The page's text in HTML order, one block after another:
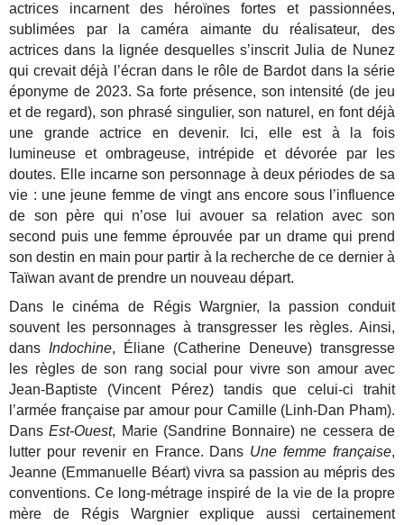
actrices incarnent des héroïnes fortes et passionnées,
sublimées par la caméra aimante du réalisateur, des
actrices dans la lignée desquelles s’inscrit Julia de Nunez
qui crevait déjà l’écran dans le rôle de Bardot dans la série
éponyme de 2023. Sa forte présence, son intensité (de jeu
et de regard), son phrasé singulier, son naturel, en font déjà
une grande actrice en devenir. Ici, elle est à la fois
lumineuse et ombrageuse, intrépide et dévorée par les
doutes. Elle incarne son personnage à deux périodes de sa
vie : une jeune femme de vingt ans encore sous l’influence
de son père qui n’ose lui avouer sa relation avec son
second puis une femme éprouvée par un drame qui prend
son destin en main pour partir à la recherche de ce dernier à
Taïwan avant de prendre un nouveau départ.
Dans le cinéma de Régis Wargnier, la passion conduit
souvent les personnages à transgresser les règles. Ainsi,
dans Indochine, Éliane (Catherine Deneuve) transgresse
les règles de son rang social pour vivre son amour avec
Jean-Baptiste (Vincent Pérez) tandis que celui-ci trahit
l’armée française par amour pour Camille (Linh-Dan Pham).
DansEst-Ouest, Marie (Sandrine Bonnaire) ne cessera de
lutter pour revenir en France. Dans Une femme française,
Jeanne (Emmanuelle Béart) vivra sa passion au mépris des
conventions. Ce long-métrage inspiré de la vie de la propre
mère de Régis Wargnier explique aussi certainement